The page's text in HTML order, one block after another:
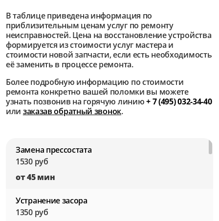
В таблице приведена информация по
приблизительным ценам услуг по ремонту
неисправностей. Цена на восстановление устройства
формируется из стоимости услуг мастера и
стоимости новой запчасти, если есть необходимость
её заменить в процессе ремонта.
Более подробную информацию по стоимости
ремонта конкретно вашей поломки вы можете
узнать позвонив на горячую линию+ 7 (495) 032-34-40
или заказав обратный звонок.
Замена прессостата
1530 руб
от 45 мин
Устранение засора
1350 руб